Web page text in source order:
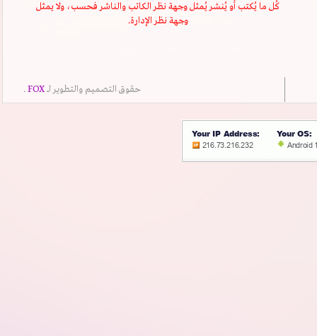
كُل ما يُكتب أو يُنشر يُمثل وجهة نظر الكاتب والناشر فحسب، ولا يمثل
وجهة نظر الإدارة.
حقوق التصميم والتطوير لــFOX
.